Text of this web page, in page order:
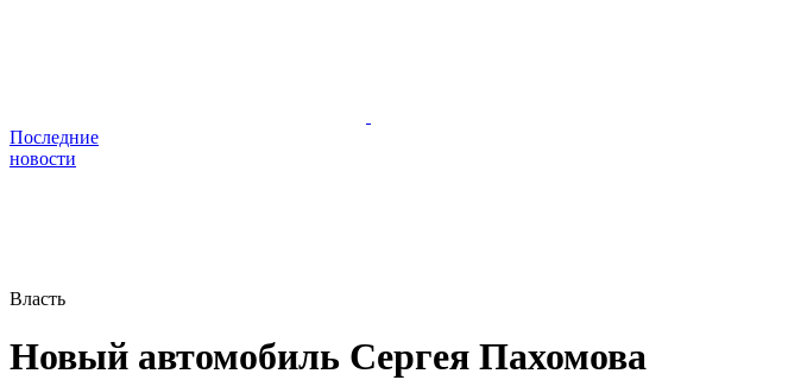
Последние
новости
Власть
Новый автомобиль Сергея Пахомова